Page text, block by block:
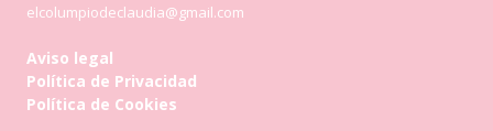
elcolumpiodeclaudia@gmail.com
Aviso legal
Política de Privacidad
Política de Cookies